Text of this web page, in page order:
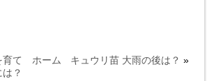
て
は？
ホーム キュウリ苗 大雨の後は？ »